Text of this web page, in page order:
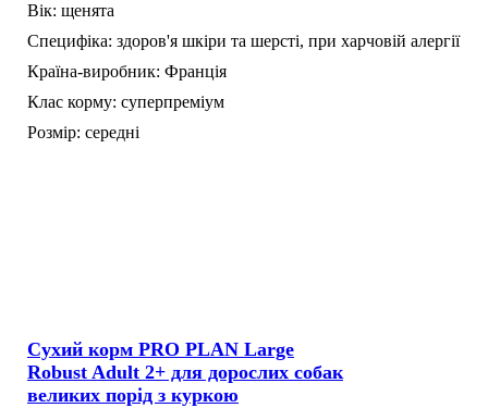
Вік: щенята
Специфіка: здоров'я шкіри та шерсті, при харчовій алергії
Країна-виробник: Франція
Клас корму: суперпреміум
Розмір: середні
Сухий корм PRO PLAN Large
Robust Adult 2+ для дорослих собак
великих порід з куркою